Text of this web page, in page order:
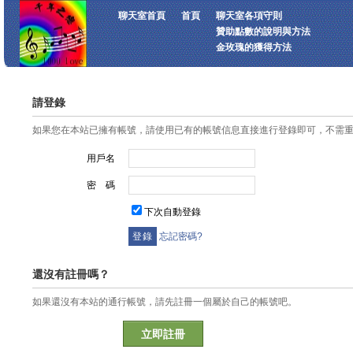
聊天室首頁 首頁
聊天室各項守則
贊助點數的說明與方法
金玫瑰的獲得方法
請登錄
如果您在本站已擁有帳號，請使用已有的帳號信息直接進行登錄即可，不需
用戶名
密 碼
下次自動登錄
忘記密碼?
還沒有註冊嗎？
如果還沒有本站的通行帳號，請先註冊一個屬於自己的帳號吧。
立即註冊